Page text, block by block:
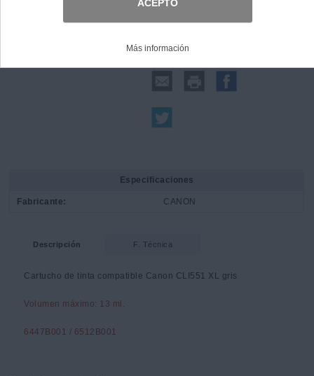
Compartir:
Especificaciones
Fabricante: CANON
Descripción F. Técnica
Cartucho de tinta compatible Canon CLI551 XL gris
Volumen máximo: 13 ml.
6447B001 / 6512B001